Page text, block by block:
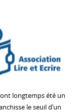
longtemps été un
le seuil d’un